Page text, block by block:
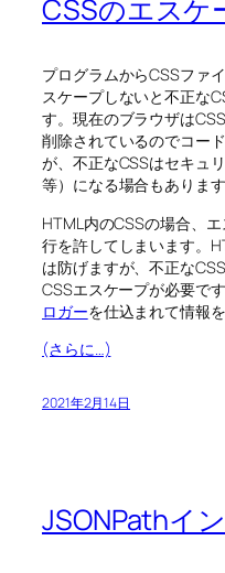
CSSのエスケ
プログラムからCSSファ
スケープしないと不正な
す。現在のブラウザは
削除されているのでコー
が、不正なCSSはセキュ
等）になる場合もあります
HTML内のCSSの場合、
行を許してしまいます。
は防げますが、不正な
CSSエスケープが必要で
ロガーを仕込まれて情報
(さらに…)
2021年2月14日
JSONPathイ